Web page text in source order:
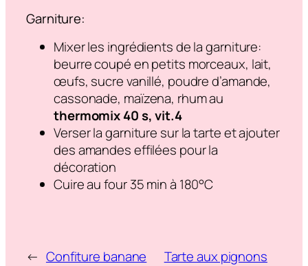
Garniture:
Mixer les ingrédients de la garniture:
beurre coupé en petits morceaux, lait,
œufs, sucre vanillé, poudre d’amande,
cassonade, maïzena, rhum au
thermomix 40 s, vit.4
Verser la garniture sur la tarte et ajouter
des amandes effilées pour la
décoration
Cuire au four 35 min à 180°C
← Confiture banane
Tarte aux pignons